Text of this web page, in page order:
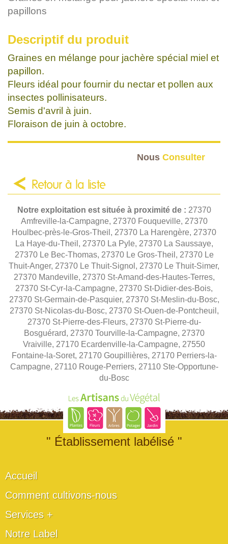
papillons
Descriptif du produit
Graines en mélange pour jachère spécial miel et
papillon.
Fleurs idéal pour fournir du nectar et pollen aux
insectes pollinisateurs.
Semis d'avril à juin.
Floraison de juin à octobre.
Nous Consulter
Retour à la liste
Notre exploitation est située à proximité de : 27370
Amfreville-la-Campagne, 27370 Fouqueville, 27370
Houlbec-près-le-Gros-Theil, 27370 La Harengère, 27370
La Haye-du-Theil, 27370 La Pyle, 27370 La Saussaye,
27370 Le Bec-Thomas, 27370 Le Gros-Theil, 27370 Le
Thuit-Anger, 27370 Le Thuit-Signol, 27370 Le Thuit-Simer,
27370 Mandeville, 27370 St-Amand-des-Hautes-Terres,
27370 St-Cyr-la-Campagne, 27370 St-Didier-des-Bois,
27370 St-Germain-de-Pasquier, 27370 St-Meslin-du-Bosc,
27370 St-Nicolas-du-Bosc, 27370 St-Ouen-de-Pontcheuil,
27370 St-Pierre-des-Fleurs, 27370 St-Pierre-du-
Bosguérard, 27370 Tourville-la-Campagne, 27370
Vraiville, 27170 Ecardenville-la-Campagne, 27550
Fontaine-la-Soret, 27170 Goupillières, 27170 Perriers-la-
Campagne, 27110 Rouge-Perriers, 27110 Ste-Opportune-
du-Bosc
" Établissement labélisé "
Accueil
Comment cultivons-nous
Services +
Notre Label